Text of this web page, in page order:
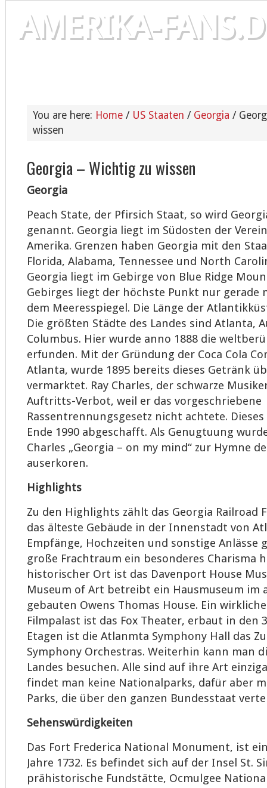
AMERIKA-
You are here: Home / US Staaten / Georgia /
wissen
Georgia – Wichtig zu wissen
Georgia
Peach State, der Pfirsich Staat, so wird
genannt. Georgia liegt im Südosten der
Amerika. Grenzen haben Georgia mit den
Florida, Alabama, Tennessee und North
Georgia liegt im Gebirge von Blue Ridge
Gebirges liegt der höchste Punkt nur gerade
dem Meeresspiegel. Die Länge der
Die größten Städte des Landes sind Atlanta,
Columbus. Hier wurde anno 1888 die
erfunden. Mit der Gründung der Coca Cola
Atlanta, wurde 1895 bereits dieses Getränk
vermarktet. Ray Charles, der schwarze
Auftritts-Verbot, weil er das vorgeschriebene
Rassentrennungsgesetz nicht achtete.
Ende 1990 abgeschafft. Als Genugtuung
Charles „Georgia – on my mind“ zur Hymne
auserkoren.
Highlights
Zu den Highlights zählt das Georgia Railroad
das älteste Gebäude in der Innenstadt von
Empfänge, Hochzeiten und sonstige Anlässe
große Frachtraum ein besonderes Charisma
historischer Ort ist das Davenport House
Museum of Art betreibt ein Hausmuseum im
gebauten Owens Thomas House. Ein
Filmpalast ist das Fox Theater, erbaut in den
Etagen ist die Atlanmta Symphony Hall das
Symphony Orchestras. Weiterhin kann man
Landes besuchen. Alle sind auf ihre Art
findet man keine Nationalparks, dafür aber
Parks, die über den ganzen Bundesstaat
Sehenswürdigkeiten
Das Fort Frederica National Monument, ist
Jahre 1732. Es befindet sich auf der Insel St.
prähistorische Fundstätte, Ocmulgee